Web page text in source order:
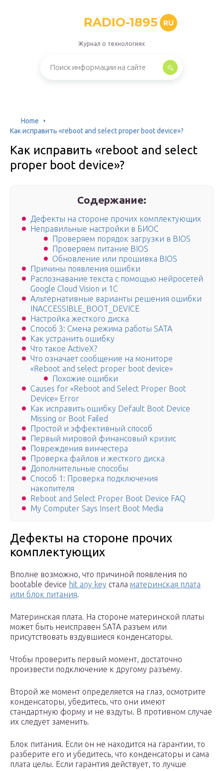
RADIO-1895 RU
Журнал о технологиях
Home
Как исправить «reboot and select proper boot device»?
Как исправить «reboot and select
proper boot device»?
Содержание:
Дефекты на стороне прочих комплектующих
Неправильные настройки в БИОС
Проверяем порядок загрузки в BIOS
Проверяем питание BIOS
Обновление или прошивка BIOS
Причины появления ошибки
Распознавание текста с помощью нейросетей
Google Cloud Vision и 1С
Альтернативные варианты решения ошибки
INACCESSIBLE_BOOT_DEVICE
Настройка жесткого диска
Способ 3: Смена режима работы SATA
Как устранить ошибку
Что такое ActiveX?
Что означает сообщение на мониторе
«Reboot and select proper boot device»
Похожие ошибки
Causes for «Reboot and Select Proper Boot
Device» Error
Как исправить ошибку Default Boot Device
Missing or Boot Failed
Простой и эффективный способ
Первый мировой финансовый кризис
Повреждения винчестера
Проверка файлов и жесткого диска
Дополнительные способы
Способ 1: Проверка подключения
накопителя
Reboot and Select Proper Boot Device FAQ
My Computer Says Insert Boot Media
Дефекты на стороне прочих
комплектующих
Вполне возможно, что причиной появления no
bootable device hit any key стала материнская плата
или блок питания.
Материнская плата. На стороне материнской платы
может быть неисправен SATA разъем или
присутствовать вздувшиеся конденсаторы.
Чтобы проверить первый момент, достаточно
произвести подключение к другому разъему.
Второй же момент определяется на глаз, осмотрите
конденсаторы, убедитесь, что они имеют
стандартную форму и не вздуты. В противном случае
их следует заменить.
Блок питания. Если он не находится на гарантии, то
разберите его и убедитесь, что конденсаторы и сама
плата целы. Если гарантия действует, то лучше